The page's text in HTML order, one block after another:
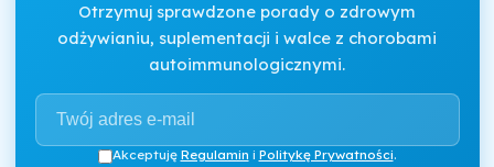
Otrzymuj sprawdzone porady o zdrowym
odżywianiu, suplementacji i walce z chorobami
autoimmunologicznymi.
Akceptuję Regulamin i Politykę Prywatności.